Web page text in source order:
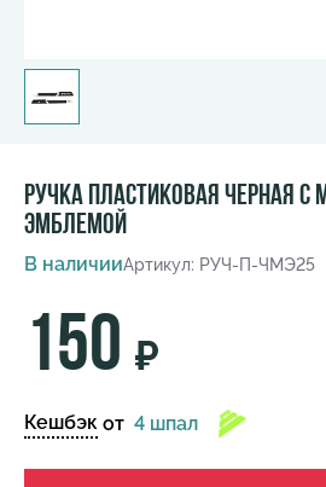
Ручка пластиковая черная с
эмблемой
В наличииАртикул: РУЧ-П-ЧМЭ25
150 ₽
Кешбэк от 4 шпал